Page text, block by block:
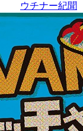
ウチナー紀聞